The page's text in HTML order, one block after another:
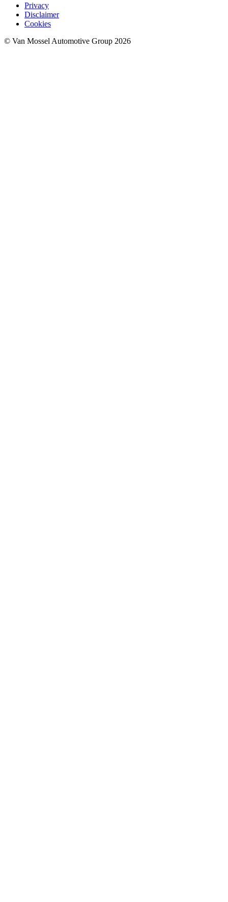
Privacy
Disclaimer
Cookies
© Van Mossel Automotive Group 2026